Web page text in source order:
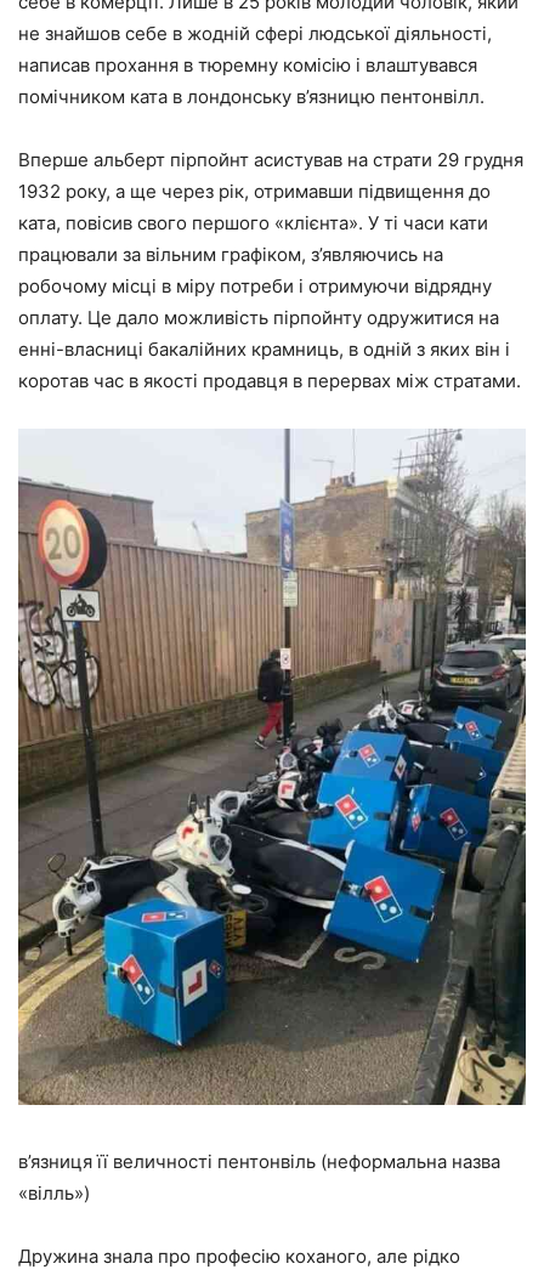
не знайшов себе в жодній сфері людської діяльності,
написав прохання в тюремну комісію і влаштувався
помічником ката в лондонську в’язницю пентонвілл.
Вперше альберт пірпойнт асистував на страти 29 грудня
1932 року, а ще через рік, отримавши підвищення до
ката, повісив свого першого «клієнта». У ті часи кати
працювали за вільним графіком, з’являючись на
робочому місці в міру потреби і отримуючи відрядну
оплату. Це дало можливість пірпойнту одружитися на
енні-власниці бакалійних крамниць, в одній з яких він і
коротав час в якості продавця в перервах між стратами.
в’язниця її величності пентонвіль (неформальна назва
«вілль»)
Дружина знала про професію коханого, але рідко